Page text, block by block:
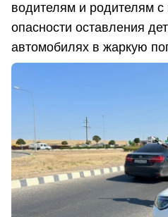
водителям и родителям
опасности оставления
автомобилях в жаркую